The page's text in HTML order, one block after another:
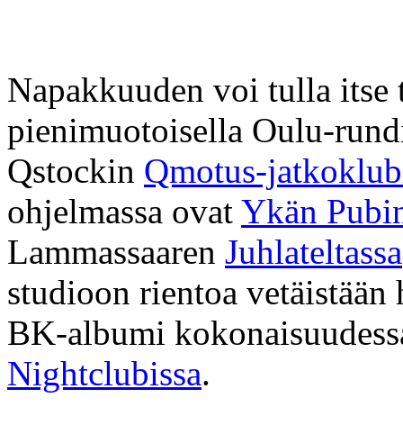
Napakkuuden voi tulla itse
pienimuotoisella Oulu-
Qstockin Qmotus-
ohjelmassa ovat Ykän
Lammassaaren Juhlateltassa
studioon rientoa
BK-albumi
Nightclubissa.